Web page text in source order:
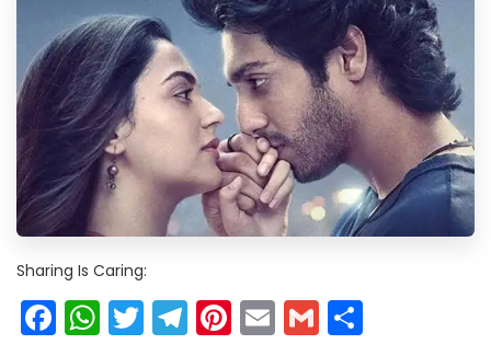
Sharing Is Caring:
Facebook
WhatsApp
Twitter
Telegram
Pinterest
EmailGmail